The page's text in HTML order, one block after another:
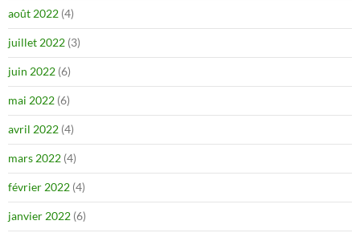
août 2022 (4)
juillet 2022 (3)
juin 2022 (6)
mai 2022 (6)
avril 2022 (4)
mars 2022 (4)
février 2022 (4)
janvier 2022 (6)